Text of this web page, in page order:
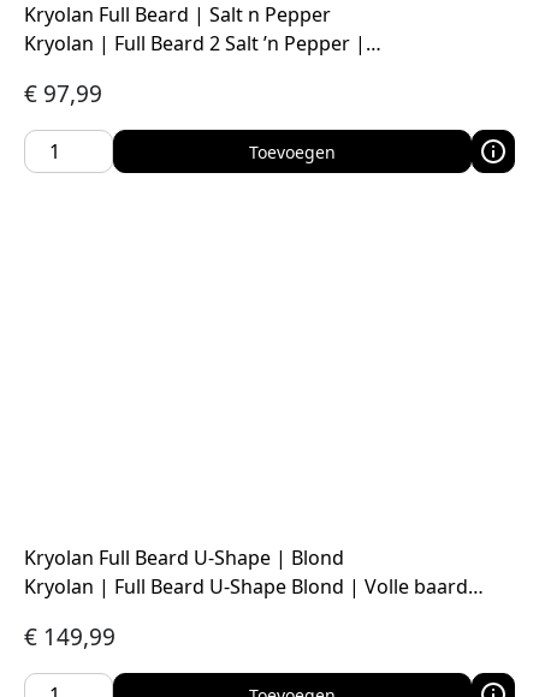
Kryolan Full Beard | Salt n Pepper
Kryolan | Full Beard 2 Salt ’n Pepper |…
€ 97,99
Toevoegen
Kryolan Full Beard U-Shape | Blond
Kryolan | Full Beard U-Shape Blond | Volle baard…
€ 149,99